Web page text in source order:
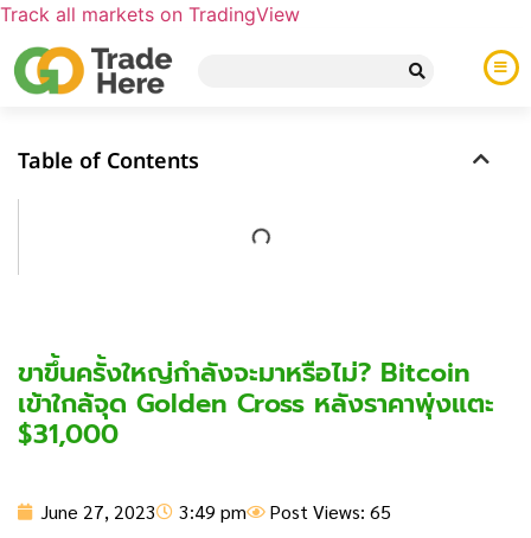
Track all markets on TradingView
Table of Contents
ขาขึ้นครั้งใหญ่กำลังจะมาหรือไม่? Bitcoin
เข้าใกล้จุด Golden Cross หลังราคาพุ่งแตะ
$31,000
June 27, 2023 3:49 pm Post Views: 65